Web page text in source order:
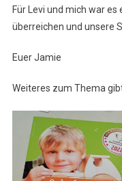
Für Levi und mich war es
überreichen und unsere
Euer Jamie
Weiteres zum Thema